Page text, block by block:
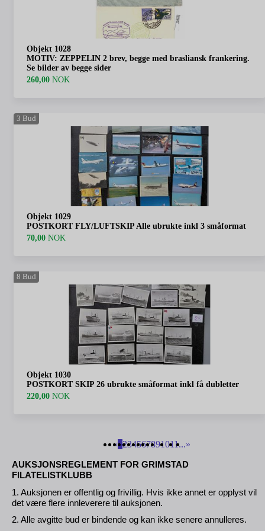
Objekt 1028
MOTIV: ZEPPELIN 2 brev, begge med brasliansk frankering.
Se bilder av begge sider
260,00 NOK
3 Bud
Objekt 1029
POSTKORT FLY/LUFTSKIP Alle ubrukte inkl 3 småformat
70,00 NOK
8 Bud
Objekt 1030
POSTKORT SKIP 26 ubrukte småformat inkl få dubletter
220,00 NOK
«1234567891011...»
AUKSJONSREGLEMENT FOR GRIMSTAD
FILATELISTKLUBB
1. Auksjonen er offentlig og frivillig. Hvis ikke annet er opplyst vil
det være flere innleverere til auksjonen.
2. Alle avgitte bud er bindende og kan ikke senere annulleres.